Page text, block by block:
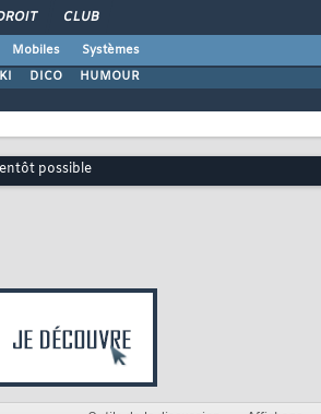
CLUB
Mobiles
Systèmes
DICO HUMOUR
possible